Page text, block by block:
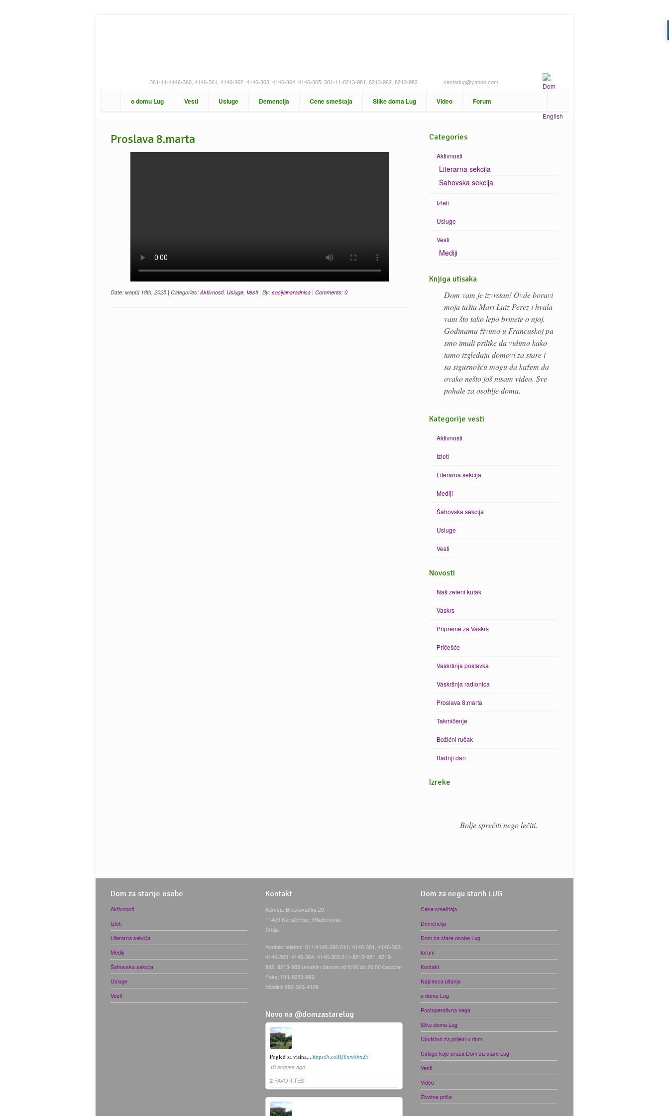
381-11-4146-360, 4146-361, 4146-362, 4146-363, 4146-364, 4146-365, 381-11-8213-981, 8213-982, 8213-983 centarlug@yahoo.com
o domu Lug Vesti Usluge Demencija Cene smeštaja Slike doma Lug Video Forum
Proslava 8.marta
Date: март 18th, 2025 | Categories:Aktivnosti, Usluge, Vesti| By: socijalnaradnica | Comments: 0
Categories
Aktivnosti
Literarna sekcija
Šahovska sekcija
Izleti
Usluge
Vesti
Mediji
Knjiga utisaka
Dom vam je izvrstan! Ovde boravi
moja tašta Mari Luiz Perez i hvala
vam što tako lepo brinete o njoj.
Godinama živimo u Francuskoj pa
smo imali prilike da vidimo kako
tamo izgledaju domovi za stare i
sa sigurnošću mogu da kažem da
ovako nešto još nisam video. Sve
pohale za osoblje doma.
Kategorije vesti
Aktivnosti
Izleti
Literarna sekcija
Mediji
Šahovska sekcija
Usluge
Vesti
Novosti
Naš zeleni kutak
Vaskrs
Pripreme za Vaskrs
Pričešće
Vaskršnja postavka
Vaskršnja radionica
Proslava 8.marta
Takmičenje
Božićni ručak
Badnji dan
Izreke
Bolje sprečiti nego lečiti.
Dom za starije osobe
Aktivnosti
Izleti
Literarna sekcija
Mediji
Šahovska sekcija
Usluge
Vesti
Kontakt
Adresa: Brestovačka 29
11409 Kovačevac, Mladenovac
Srbija
Kontakt telefoni: 011/4146-360,011/ 4146-361, 4146-362,
4146-363, 4146-364, 4146-365,011-8213-981, 8213-
982, 8213-983 (svakim danom od 8:00 do 20:00 časova)
Faks: 011-8213-982
Mobilni: 060-303-4108
Novo na @domzastarelug
Pogled sa visina...https://t.co/RjYxw86xZt
10 година ago
2 FAVORITES
Dom za negu starih LUG
Cene smeštaja
Demencija
Dom za stare osobe Lug
forum
Kontakt
Najcesca pitanja
o domu Lug
Postoperativna nega
Slike doma Lug
Uputstvo za prijem u dom
Usluge koje pruža Dom za stare Lug
Vesti
Video
Životne priče